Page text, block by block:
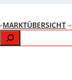
MARKTÜBERSICHT